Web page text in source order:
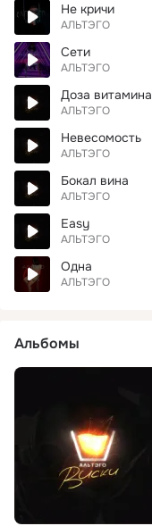
Не кричи
АЛЬТЭГО
Сети
АЛЬТЭГО
Доза витамина
АЛЬТЭГО
Невесомость
АЛЬТЭГО
Бокал вина
АЛЬТЭГО
Easy
АЛЬТЭГО
Одна
АЛЬТЭГО
Альбомы